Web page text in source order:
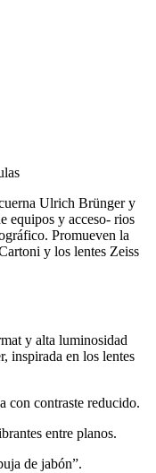
Ulrich Brünger y
equipos y acceso- rios
Promueven la
y los lentes Zeiss
y alta luminosidad
inspirada en los lentes
con contraste reducido.
entre planos.
de jabón”.